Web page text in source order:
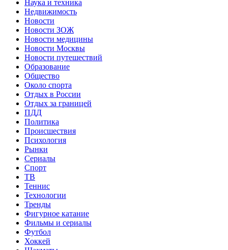
Наука и техника
Недвижимость
Новости
Новости ЗОЖ
Новости медицины
Новости Москвы
Новости путешествий
Образование
Общество
Около спорта
Отдых в России
Отдых за границей
ПДД
Политика
Происшествия
Психология
Рынки
Сериалы
Спорт
ТВ
Теннис
Технологии
Тренды
Фигурное катание
Фильмы и сериалы
Футбол
Хоккей